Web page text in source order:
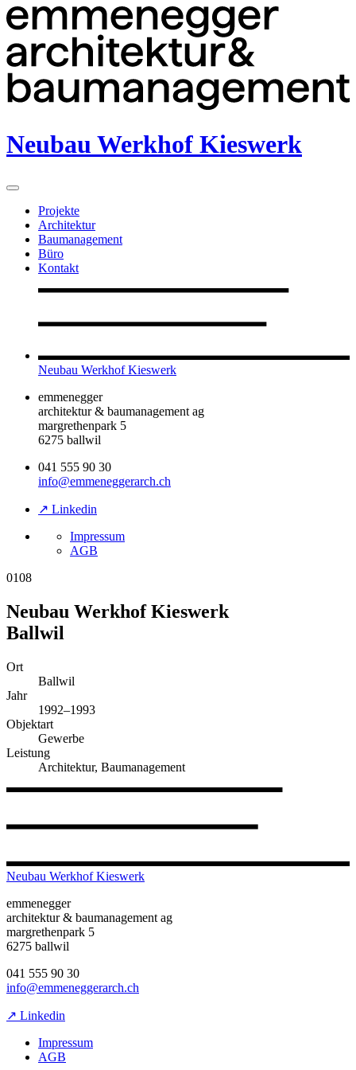
Neubau Werkhof Kieswerk
Projekte
Architektur
Baumanagement
Büro
Kontakt
Neubau Werkhof Kieswerk
emmenegger
architektur & baumanagement ag
margrethenpark 5
6275 ballwil
041 555 90 30
info@emmeneggerarch.ch
↗ Linkedin
Impressum
AGB
0108
Neubau Werkhof Kieswerk
Ballwil
Ort
Ballwil
Jahr
1992–1993
Objektart
Gewerbe
Leistung
Architektur, Baumanagement
Neubau Werkhof Kieswerk
emmenegger
architektur & baumanagement ag
margrethenpark 5
6275 ballwil
041 555 90 30
info@emmeneggerarch.ch
↗ Linkedin
Impressum
AGB